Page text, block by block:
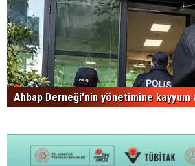
Ahbap Derneği'nin yönetimine kayyum